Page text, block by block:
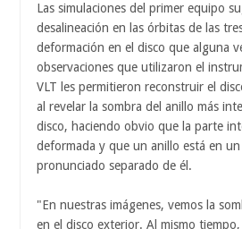
Las simulaciones del primer equipo
desalineación en las órbitas de las
deformación en el disco que alguna
observaciones que utilizaron el
VLT les permitieron reconstruir el
al revelar la sombra del anillo más
disco, haciendo obvio que la parte
deformada y que un anillo está en
pronunciado separado de él.
"En nuestras imágenes, vemos la
en el disco exterior. Al mismo